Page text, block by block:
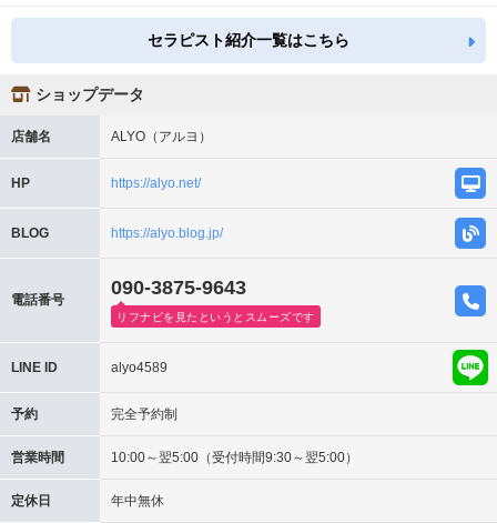
セラピスト紹介一覧はこちら
ショップデータ
店舗名 ALYO（アルヨ）
HP https://alyo.net/
BLOG https://alyo.blog.jp/
電話番号
090-3875-9643
リフナビを見たというとスムーズです
LINE ID alyo4589
予約 完全予約制
営業時間 10:00～翌5:00（受付時間9:30～翌5:00）
定休日 年中無休